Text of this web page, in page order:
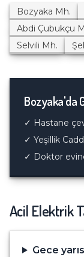
Bozyaka Mh.
Abdi Çubukçu
Selvili Mh.
Bozyaka'da
✓ Hastane
✓ Yeşillik
✓ Doktor
Acil Elektrik
Gece